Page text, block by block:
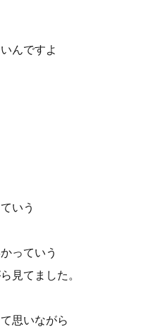
んですよ
いう
っていう
見てました。
思いながら